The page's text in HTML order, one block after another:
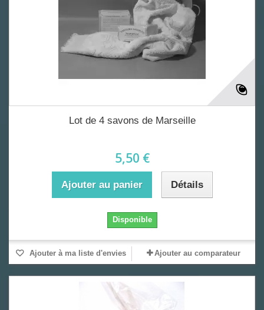
Lot de 4 savons de Marseille
5,50 €
Ajouter au panier Détails
Disponible
Ajouter à ma liste d'envies Ajouter au comparateur